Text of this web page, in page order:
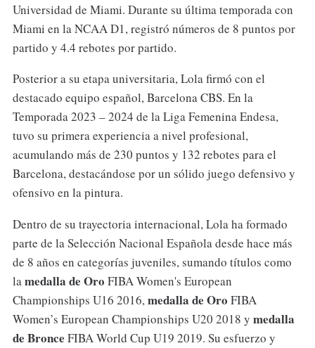
Universidad de Miami. Durante su última temporada con
Miami en la NCAA D1, registró números de 8 puntos por
partido y 4.4 rebotes por partido.
Posterior a su etapa universitaria, Lola firmó con el
destacado equipo español, Barcelona CBS. En la
Temporada 2023 – 2024 de la Liga Femenina Endesa,
tuvo su primera experiencia a nivel profesional,
acumulando más de 230 puntos y 132 rebotes para el
Barcelona, destacándose por un sólido juego defensivo y
ofensivo en la pintura.
Dentro de su trayectoria internacional, Lola ha formado
parte de la Selección Nacional Española desde hace más
de 8 años en categorías juveniles, sumando títulos como
lamedalla de Oro FIBA Women's European
Championships U16 2016,medalla de Oro FIBA
Women’s European Championships U20 2018 y medalla
de Bronce FIBA World Cup U19 2019. Su esfuerzo y